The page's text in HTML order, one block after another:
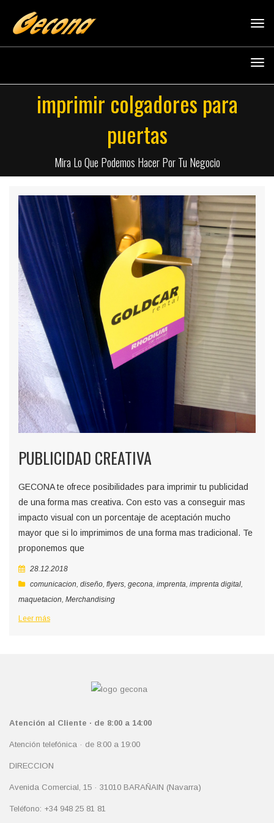
imprimir colgadores para
puertas
Mira Lo Que Podemos Hacer Por Tu Negocio
PUBLICIDAD CREATIVA
GECONA te ofrece posibilidades para imprimir tu publicidad
de una forma mas creativa. Con esto vas a conseguir mas
impacto visual con un porcentaje de aceptación mucho
mayor que si lo imprimimos de una forma mas tradicional. Te
proponemos que
28.12.2018
comunicacion, diseño, flyers, gecona, imprenta, imprenta digital,
maquetacion, Merchandising
Leer más
Atención al Cliente · de 8:00 a 14:00
Atención telefónica · de 8:00 a 19:00
DIRECCION
Avenida Comercial, 15 · 31010 BARAÑAIN (Navarra)
Teléfono: +34 948 25 81 81